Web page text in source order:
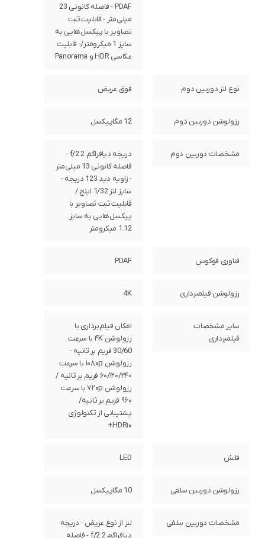
PDAF - فاصله کانونی 23
میلی‌متر - قابلیت ثبت
تصاویر با پیکسل‌هایی به
سایز 1 میکرومتر/- قابلیت
عکاسی HDR و Panorama
نوع لنز دوربین دوم فوق عریض
رزولوشن دوربین دوم 12 مگاپیکسل
مشخصات دوربین دوم
دریچه دیافراگم f/2.2 -
فاصله کانونی 13 میلی‌متر
- زاویه دید 123 دریجه -
سایز لنز 1/32 اینچ /
قابلیت ثبت تصاویر با
پیکسل‌هایی به سایز
1.12 میکرومتر
فناوری فوکوس PDAF
رزولوشن فیلمبرداری 4K
سایر مشخصات
فیلمبرداری
امکان فیلم‌برداری با
رزولوشن ۴K با سرعت
30/60 فریم بر ثانیه -
رزولوشن ۱۰۸۰p با سرعت
۶۰/۱۲۰/۲۴۰ فریم بر ثانیه /
رزولوشن ۷۲۰p با سرعت
۹۶۰ فریم بر ثانیه/
پشتیبانی از تکنولوژی
HDR۱۰+
فلش LED
رزولوشن دوربین سلفی 10 مگاپیکسل
مشخصات دوربین سلفی
لنز از نوع عریض - دریچه
دیافراگم f/2.2 - فاصله